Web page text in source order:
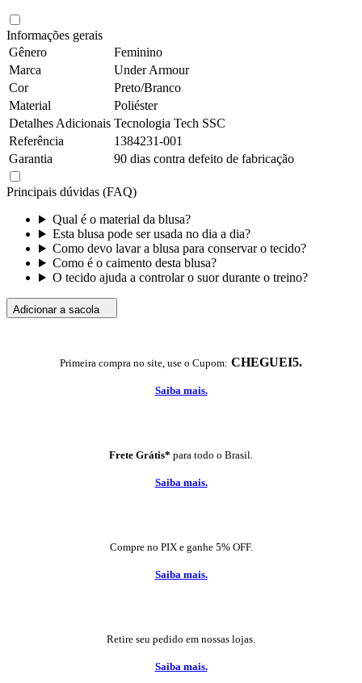
Informações gerais
Gênero
Feminino
Marca
Under Armour
Cor
Preto/Branco
Material
Poliéster
Detalhes Adicionais Tecnologia Tech SSC
Referência
1384231-001
Garantia
90 dias contra defeito de fabricação
Principais dúvidas (FAQ)
Qual é o material da blusa?
Esta blusa pode ser usada no dia a dia?
Como devo lavar a blusa para conservar o tecido?
Como é o caimento desta blusa?
O tecido ajuda a controlar o suor durante o treino?
Adicionar a sacola
Primeira compra no site, use o Cupom: CHEGUEI5.
Saiba mais.
Frete Grátis* para todo o Brasil.
Saiba mais.
Compre no PIX e ganhe 5% OFF.
Saiba mais.
Retire seu pedido em nossas lojas.
Saiba mais.